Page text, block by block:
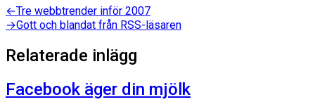
Inläggsnavigering
←Föregående
inlägg:
Tre webbtrender inför 2007
→Nästa
Gott och blandat från RSS-läsaren
Relaterade inlägg
Facebook äger din mjölk